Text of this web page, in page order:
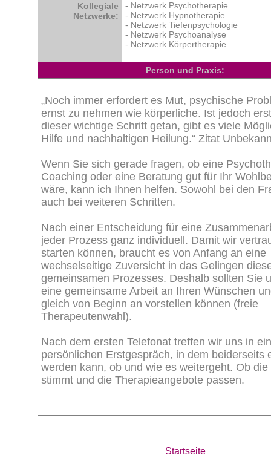
Kollegiale
Netzwerke:
- Netzwerk Psychotherapie
- Netzwerk Hypnotherapie
- Netzwerk Tiefenpsychologie
- Netzwerk Psychoanalyse
- Netzwerk Körpertherapie
Person und Praxis:
„Noch immer erfordert es Mut, psychische
ernst zu nehmen wie körperliche. Ist jedoch
dieser wichtige Schritt getan, gibt es viele
Hilfe und nachhaltigen Heilung.“ Zitat
Wenn Sie sich gerade fragen, ob eine
Coaching oder eine Beratung gut für Ihr
wäre, kann ich Ihnen helfen. Sowohl bei den
auch bei weiteren Schritten.
Nach einer Entscheidung für eine
jeder Prozess ganz individuell. Damit wir
starten können, braucht es von Anfang an eine
wechselseitige Zuversicht in das Gelingen
gemeinsamen Prozesses. Deshalb sollten Sie
eine gemeinsame Arbeit an Ihren Wünschen
gleich von Beginn an vorstellen können (freie
Therapeutenwahl).
Nach dem ersten Telefonat treffen wir uns in
persönlichen Erstgespräch, in dem beiderseits
werden kann, ob und wie es weitergeht. Ob die
stimmt und die Therapieangebote passen.
Startseite